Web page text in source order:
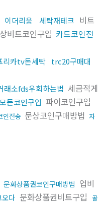
이더리움 세탁재테크 비트
비트코인구입 카드코인전
리카tv돈세탁 trc20구매대
래소fds우회하는법 세금적게
모든코인구입 파이코인구입
인전송 문상코인구매방법 자
문화상품권코인구매방법 업비
오다 문화상품권비트구입
골